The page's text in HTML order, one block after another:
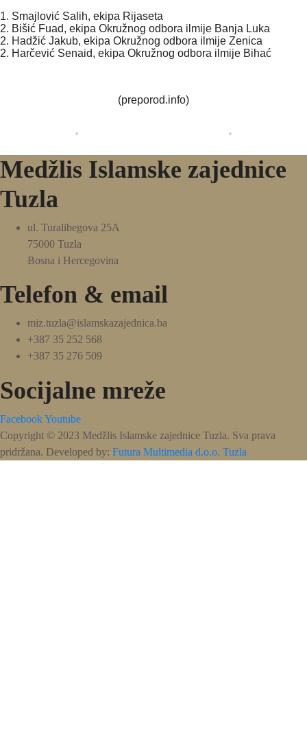
1. Smajlović Salih, ekipa Rijaseta
2. Bišić Fuad, ekipa Okružnog odbora ilmije Banja Luka
2. Hadžić Jakub, ekipa Okružnog odbora ilmije Zenica
2. Harčević Senaid, ekipa Okružnog odbora ilmije Bihać
(preporod.info)
Medžlis Islamske zajednice
Tuzla
ul. Turalibegova 25A
75000 Tuzla
Bosna i Hercegovina
Telefon & email
miz.tuzla@islamskazajednica.ba
+387 35 252 568
+387 35 276 509
Socijalne mreže
FacebookYoutube
Copyright © 2023 Medžlis Islamske zajednice Tuzla. Sva prava
pridržana. Developed by: Futura Multimedia d.o.o. Tuzla